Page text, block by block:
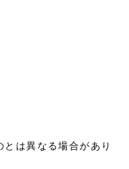
は異なる場合があり